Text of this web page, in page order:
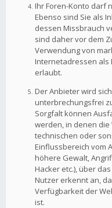
Ihr Foren-Konto darf
Ebenso sind Sie als
dessen Missbrauch
sind daher vor dem
Verwendung von
Internetadressen als
erlaubt.
Der Anbieter wird
unterbrechungsfrei
Sorgfalt können
werden, in denen
technischen oder
Einflussbereich vom
höhere Gewalt,
Hacker etc.), über
Nutzer erkennt an,
Verfügbarkeit der
ist.